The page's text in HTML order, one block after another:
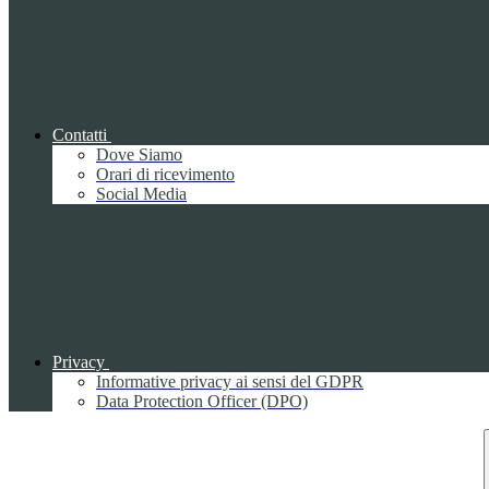
Contatti
Dove Siamo
Orari di ricevimento
Social Media
Privacy
Informative privacy ai sensi del GDPR
Data Protection Officer (DPO)